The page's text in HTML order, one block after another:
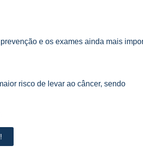
e os exames ainda mais
risco de levar ao câncer, sendo